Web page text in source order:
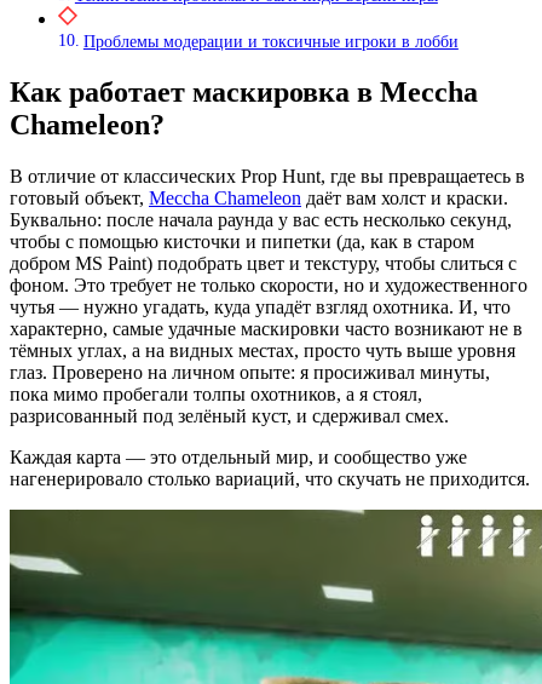
Проблемы модерации и токсичные игроки в лобби
Как работает маскировка в Meccha
Chameleon?
В отличие от классических Prop Hunt, где вы превращаетесь в
готовый объект, Meccha Chameleon даёт вам холст и краски.
Буквально: после начала раунда у вас есть несколько секунд,
чтобы с помощью кисточки и пипетки (да, как в старом
добром MS Paint) подобрать цвет и текстуру, чтобы слиться с
фоном. Это требует не только скорости, но и художественного
чутья — нужно угадать, куда упадёт взгляд охотника. И, что
характерно, самые удачные маскировки часто возникают не в
тёмных углах, а на видных местах, просто чуть выше уровня
глаз. Проверено на личном опыте: я просиживал минуты,
пока мимо пробегали толпы охотников, а я стоял,
разрисованный под зелёный куст, и сдерживал смех.
Каждая карта — это отдельный мир, и сообщество уже
нагенерировало столько вариаций, что скучать не приходится.